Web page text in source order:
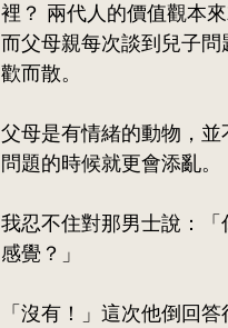
裡？ 兩代人的價值觀本
而父母親每次談到兒子
歡而散。
父母是有情緒的動物，
問題的時候就更會添亂。
我忍不住對那男士說：
感覺？」
「沒有！」這次他倒回答